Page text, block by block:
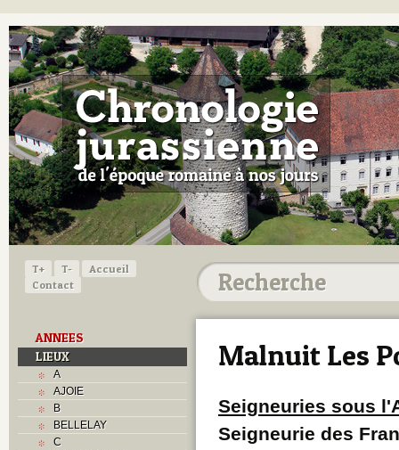
T+ T-
Accueil
Contact
ANNEES
LIEUX
A
AJOIE
B
BELLELAY
C
Malnuit Les
Seigneuries sous
Seigneurie des